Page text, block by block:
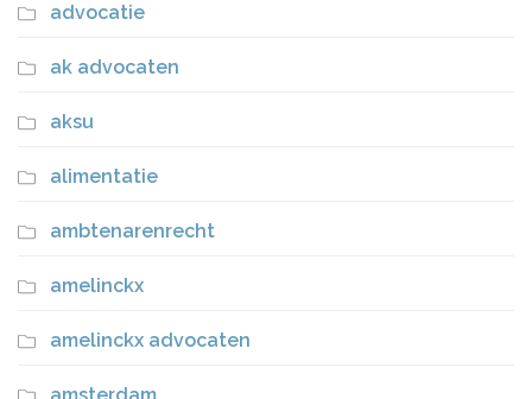
advocatie
ak advocaten
aksu
alimentatie
ambtenarenrecht
amelinckx
amelinckx advocaten